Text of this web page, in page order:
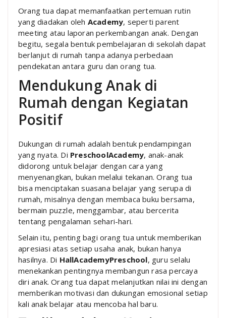
Orang tua dapat memanfaatkan pertemuan rutin
yang diadakan oleh Academy, seperti parent
meeting atau laporan perkembangan anak. Dengan
begitu, segala bentuk pembelajaran di sekolah dapat
berlanjut di rumah tanpa adanya perbedaan
pendekatan antara guru dan orang tua.
Mendukung Anak di
Rumah dengan Kegiatan
Positif
Dukungan di rumah adalah bentuk pendampingan
yang nyata. Di PreschoolAcademy, anak-anak
didorong untuk belajar dengan cara yang
menyenangkan, bukan melalui tekanan. Orang tua
bisa menciptakan suasana belajar yang serupa di
rumah, misalnya dengan membaca buku bersama,
bermain puzzle, menggambar, atau bercerita
tentang pengalaman sehari-hari.
Selain itu, penting bagi orang tua untuk memberikan
apresiasi atas setiap usaha anak, bukan hanya
hasilnya. Di HallAcademyPreschool, guru selalu
menekankan pentingnya membangun rasa percaya
diri anak. Orang tua dapat melanjutkan nilai ini dengan
memberikan motivasi dan dukungan emosional setiap
kali anak belajar atau mencoba hal baru.